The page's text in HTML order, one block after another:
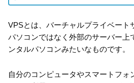
VPSとは、バーチャルプライベート
パソコンではなく外部のサーバー上
ンタルパソコンみたいなものです。
自分のコンピュータやスマートフォ